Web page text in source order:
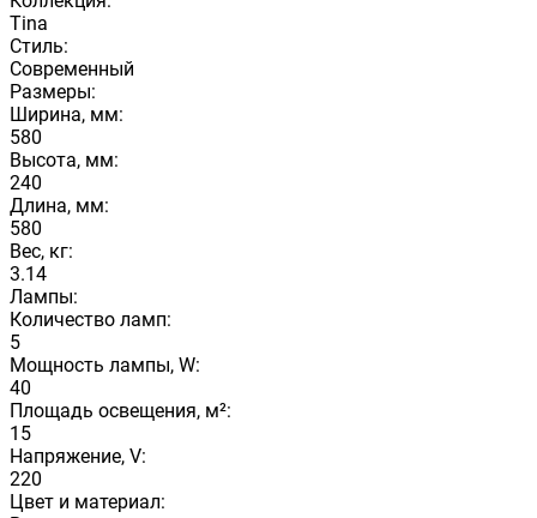
Tina
Стиль:
Современный
Размеры:
Ширина, мм:
580
Высота, мм:
240
Длина, мм:
580
Вес, кг:
3.14
Лампы:
Количество ламп:
5
Мощность лампы, W:
40
Площадь освещения, м²:
15
Напряжение, V:
220
Цвет и материал: